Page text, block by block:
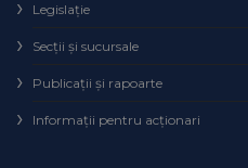
Legislaţie
Secţii şi sucursale
Publicații și rapoarte
Informații pentru acționari